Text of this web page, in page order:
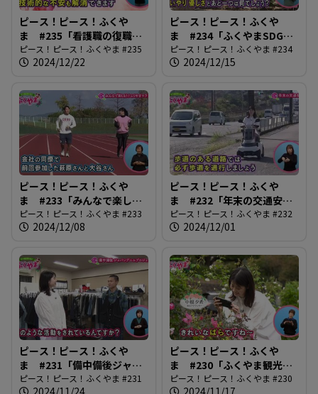
ピース！ピース！ふくや
ま #235「看護職の復職を
応援します」
ピース！ピース！ふくやま #235
2024/12/22
ピース！ピース！ふくや
ま #234「ふくやまSDGs
フェスタ」
ピース！ピース！ふくやま #234
2024/12/15
ピース！ピース！ふくや
ま #233「みんなで楽しも
う！ふくやまマラソン」
ピース！ピース！ふくやま #233
2024/12/08
ピース！ピース！ふくや
ま #232「年末の交通安
全」
ピース！ピース！ふくやま #232
2024/12/01
ピース！ピース！ふくや
ま #231「備中備後ジャパ
ンデニムプロジェクト」
ピース！ピース！ふくやま #231
2024/11/24
ピース！ピース！ふくや
ま #230「ふくやま観光写
真コンテスト」
ピース！ピース！ふくやま #230
2024/11/17